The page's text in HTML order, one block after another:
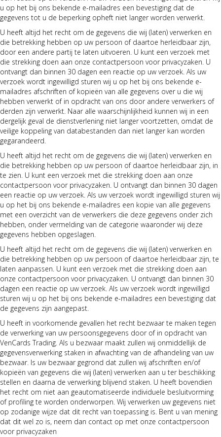
u op het bij ons bekende e-mailadres een bevestiging dat de
gegevens tot u de beperking opheft niet langer worden verwerkt.
U heeft altijd het recht om de gegevens die wij (laten) verwerken en
die betrekking hebben op uw persoon of daartoe herleidbaar zijn,
door een andere partij te laten uitvoeren. U kunt een verzoek met
die strekking doen aan onze contactpersoon voor privacyzaken. U
ontvangt dan binnen 30 dagen een reactie op uw verzoek. Als uw
verzoek wordt ingewilligd sturen wij u op het bij ons bekende e-
mailadres afschriften of kopieën van alle gegevens over u die wij
hebben verwerkt of in opdracht van ons door andere verwerkers of
derden zijn verwerkt. Naar alle waarschijnlijkheid kunnen wij in een
dergelijk geval de dienstverlening niet langer voortzetten, omdat de
veilige koppeling van databestanden dan niet langer kan worden
gegarandeerd.
U heeft altijd het recht om de gegevens die wij (laten) verwerken en
die betrekking hebben op uw persoon of daartoe herleidbaar zijn, in
te zien. U kunt een verzoek met die strekking doen aan onze
contactpersoon voor privacyzaken. U ontvangt dan binnen 30 dagen
een reactie op uw verzoek. Als uw verzoek wordt ingewilligd sturen wij
u op het bij ons bekende e-mailadres een kopie van alle gegevens
met een overzicht van de verwerkers die deze gegevens onder zich
hebben, onder vermelding van de categorie waaronder wij deze
gegevens hebben opgeslagen.
U heeft altijd het recht om de gegevens die wij (laten) verwerken en
die betrekking hebben op uw persoon of daartoe herleidbaar zijn, te
laten aanpassen. U kunt een verzoek met die strekking doen aan
onze contactpersoon voor privacyzaken. U ontvangt dan binnen 30
dagen een reactie op uw verzoek. Als uw verzoek wordt ingewilligd
sturen wij u op het bij ons bekende e-mailadres een bevestiging dat
de gegevens zijn aangepast.
U heeft in voorkomende gevallen het recht bezwaar te maken tegen
de verwerking van uw persoonsgegevens door of in opdracht van
VenCards Trading. Als u bezwaar maakt zullen wij onmiddellijk de
gegevensverwerking staken in afwachting van de afhandeling van uw
bezwaar. Is uw bezwaar gegrond dat zullen wij afschriften en/of
kopieën van gegevens die wij (laten) verwerken aan u ter beschikking
stellen en daarna de verwerking blijvend staken. U heeft bovendien
het recht om niet aan geautomatiseerde individuele besluitvorming
of profiling te worden onderworpen. Wij verwerken uw gegevens niet
op zodanige wijze dat dit recht van toepassing is. Bent u van mening
dat dit wel zo is, neem dan contact op met onze contactpersoon
voor privacyzaken